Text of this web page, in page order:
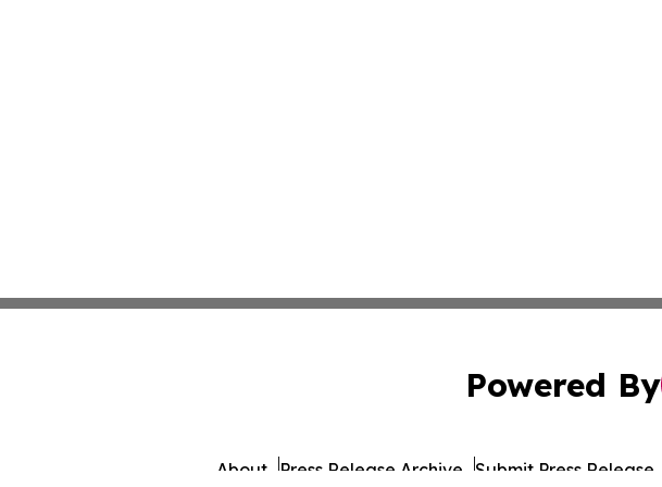
Powered By
About Press Release Archive Submit Press Release